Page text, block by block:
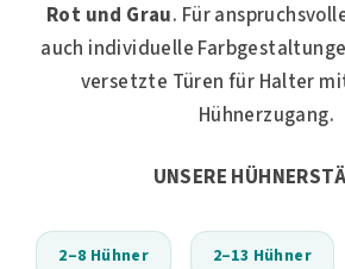
Rot und Grau. Für
auch individuelle
versetzte Türen für Halter
Hühnerzugang.
UNSERE
2–8 Hühner 2–13 Hühner